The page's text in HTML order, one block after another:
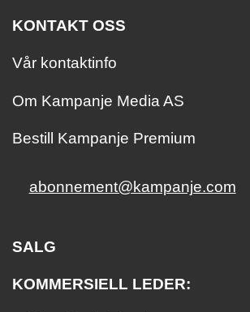
KONTAKT OSS
Vår kontaktinfo
Om Kampanje Media AS
Bestill Kampanje Premium
abonnement@kampanje.com
SALG
KOMMERSIELL LEDER: